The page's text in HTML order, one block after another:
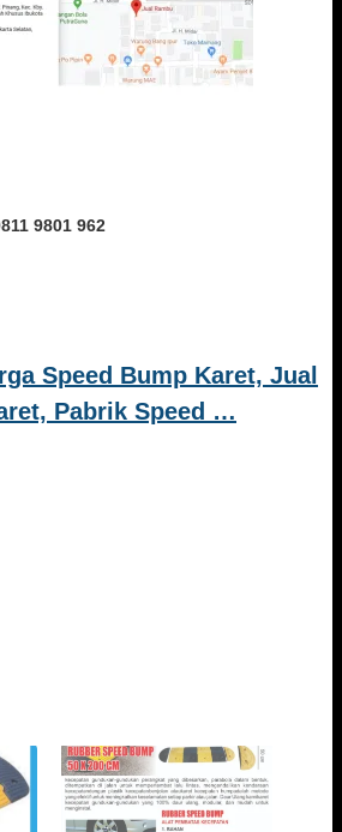
9801 962
Speed Bump Karet, Jual
Pabrik Speed …